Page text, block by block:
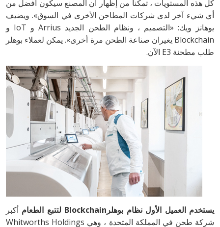
كل هذه المستويات ، تمكنا من إظهار أن المصنع سيكون أفضل من
أي شيء آخر لدى شركات المطاحن الأخرى في السوق». ويضيف
يوهانز ويك: «التصميم ، ونظام الطحن الجديد Arrius و IoT و
Blockchain يغيران صناعة الطحن مرة أخرى». يمكن لعملاء بوهلر
طلب مطحنة E3 الآن.
يستخدم العميل الأول نظام بوهلرBlockchain لتتبع الطعام
أكبر
شركة طحن في المملكة المتحدة ، وهي Whitworths Holdings